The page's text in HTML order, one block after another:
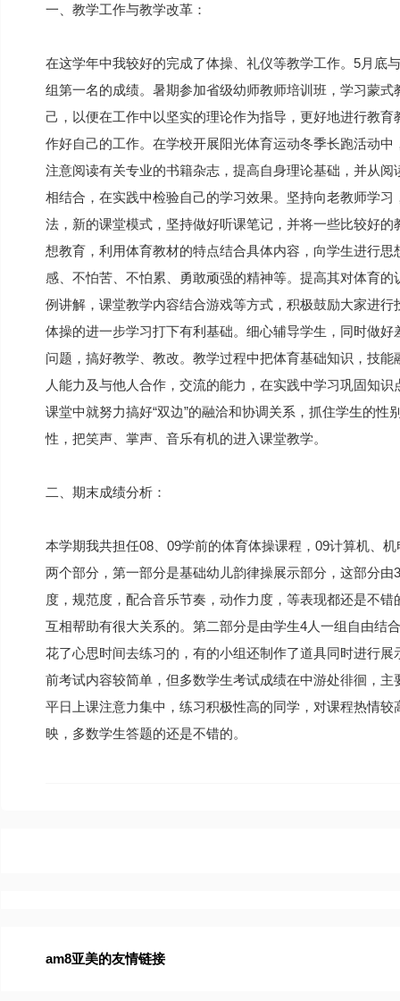
一、教学工作与教学改革：
在这学年中我较好的完成了体操、礼仪等教学工作。5月底
组第一名的成绩。暑期参加省级幼师教师培训班，学习蒙
己，以便在工作中以坚实的理论作为指导，更好地进行教
作好自己的工作。在学校开展阳光体育运动冬季长跑活动
注意阅读有关专业的书籍杂志，提高自身理论基础，并从
相结合，在实践中检验自己的学习效果。坚持向老教师学
法，新的课堂模式，坚持做好听课笔记，并将一些比较好
想教育，利用体育教材的特点结合具体内容，向学生进行
感、不怕苦、不怕累、勇敢顽强的精神等。提高其对体育
例讲解，课堂教学内容结合游戏等方式，积极鼓励大家进
体操的进一步学习打下有利基础。细心辅导学生，同时做
问题，搞好教学、教改。教学过程中把体育基础知识，技
人能力及与他人合作，交流的能力，在实践中学习巩固知识
课堂中就努力搞好“双边”的融洽和协调关系，抓住学生的
性，把笑声、掌声、音乐有机的进入课堂教学。
二、期末成绩分析：
本学期我共担任08、09学前的体育体操课程，09计算机、
两个部分，第一部分是基础幼儿韵律操展示部分，这部分
度，规范度，配合音乐节奏，动作力度，等表现都还是不
互相帮助有很大关系的。第二部分是由学生4人一组自由结
花了心思时间去练习的，有的小组还制作了道具同时进行
前考试内容较简单，但多数学生考试成绩在中游处徘徊，
平日上课注意力集中，练习积极性高的同学，对课程热情
映，多数学生答题的还是不错的。
am8亚美的友情链接